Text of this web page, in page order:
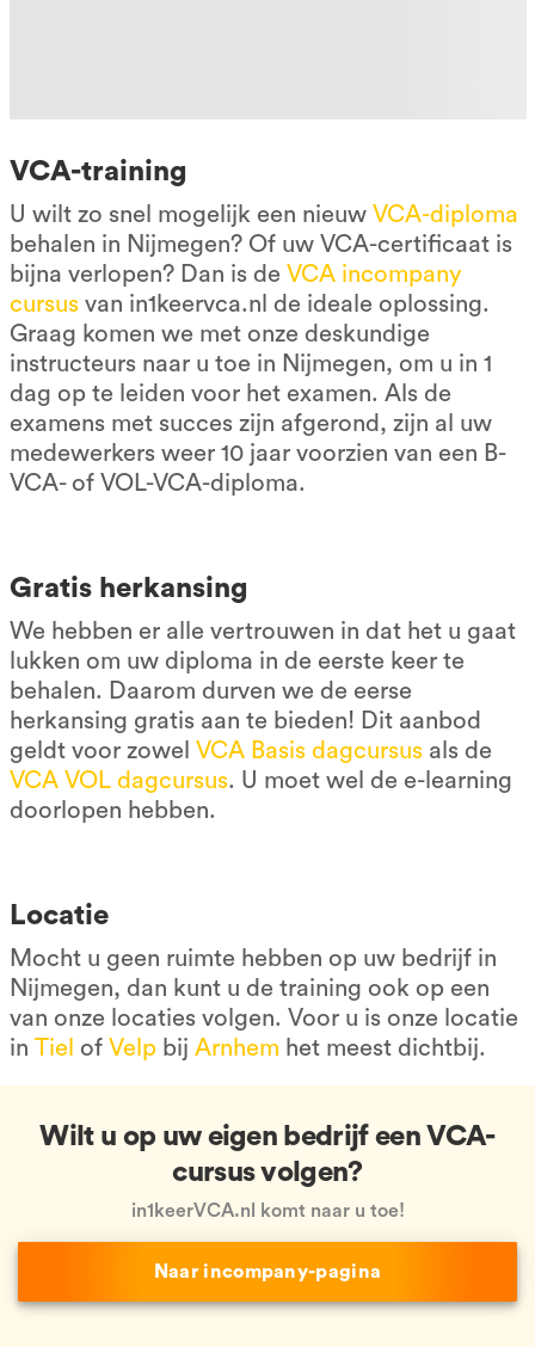
VCA-training
U wilt zo snel mogelijk een nieuw VCA-diploma
behalen in Nijmegen? Of uw VCA-certificaat is
bijna verlopen? Dan is de VCA incompany
cursusvan in1keervca.nl de ideale oplossing.
Graag komen we met onze deskundige
instructeurs naar u toe in Nijmegen, om u in 1
dag op te leiden voor het examen. Als de
examens met succes zijn afgerond, zijn al uw
medewerkers weer 10 jaar voorzien van een B-
VCA- of VOL-VCA-diploma.
Gratis herkansing
We hebben er alle vertrouwen in dat het u gaat
lukken om uw diploma in de eerste keer te
behalen. Daarom durven we de eerse
herkansing gratis aan te bieden! Dit aanbod
geldt voor zowel VCA Basis dagcursusals de
VCA VOL dagcursus. U moet wel de e-learning
doorlopen hebben.
Locatie
Mocht u geen ruimte hebben op uw bedrijf in
Nijmegen, dan kunt u de training ook op een
van onze locaties volgen. Voor u is onze locatie
in Tiel of Velpbij Arnhem het meest dichtbij.
Wilt u op uw eigen bedrijf een VCA-
cursus volgen?
in1keerVCA.nl komt naar u toe!
Naar incompany-pagina